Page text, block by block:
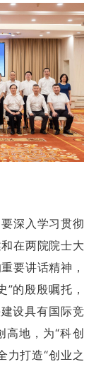
深入学习贯彻
在两院院士大
要讲话精神，
的殷殷嘱托，
设具有国际竞
高地，为“科创
力打造“创业之